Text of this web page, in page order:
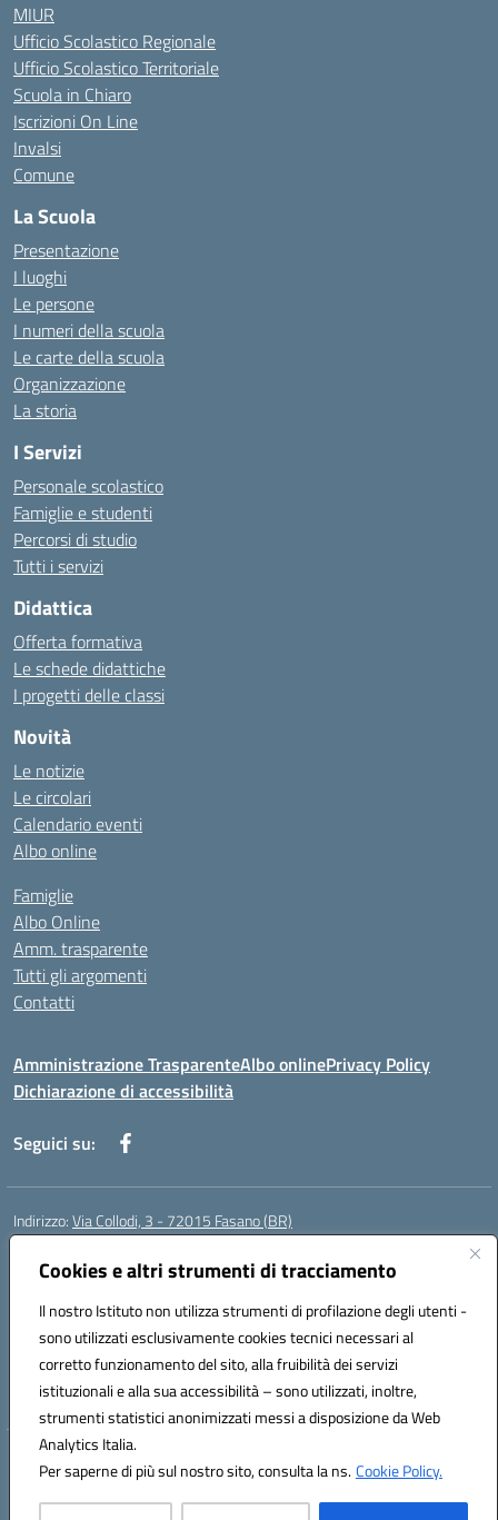
Cookies e altri strumenti di tracciamento
Il nostro Istituto non utilizza strumenti di profilazione degli utenti -
sono utilizzati esclusivamente cookies tecnici necessari al
corretto funzionamento del sito, alla fruibilità dei servizi
istituzionali e alla sua accessibilità – sono utilizzati, inoltre,
strumenti statistici anonimizzati messi a disposizione da Web
Analytics Italia.
Per saperne di più sul nostro sito, consulta la ns.Cookie Policy.
MIUR
Ufficio Scolastico Regionale
Ufficio Scolastico Territoriale
Scuola in Chiaro
Iscrizioni On Line
Invalsi
Comune
La Scuola
Presentazione
I luoghi
Le persone
I numeri della scuola
Le carte della scuola
Organizzazione
La storia
I Servizi
Personale scolastico
Famiglie e studenti
Percorsi di studio
Tutti i servizi
Didattica
Offerta formativa
Le schede didattiche
I progetti delle classi
Novità
Le notizie
Le circolari
Calendario eventi
Albo online
Famiglie
Albo Online
Amm. trasparente
Tutti gli argomenti
Contatti
Amministrazione TrasparenteAlbo onlinePrivacy Policy
Dichiarazione di accessibilità
Seguici su:
Indirizzo:Via Collodi, 3 - 72015 Fasano (BR)
Centralino:
Posta elettronica certificata (PEC):bric839004@pec.istruzione.it
Codice fiscale: 90059320748
Codice meccanografico:BRIC839004
Codice Indice delle Pubbliche Amministrazioni (IPA): istsc_bree02200r
Codice unico di fatturazione (CUF): MIL3BD
Hosting & Powered by 3D Solution S.r.l.
Concept & Design by Designers Italia